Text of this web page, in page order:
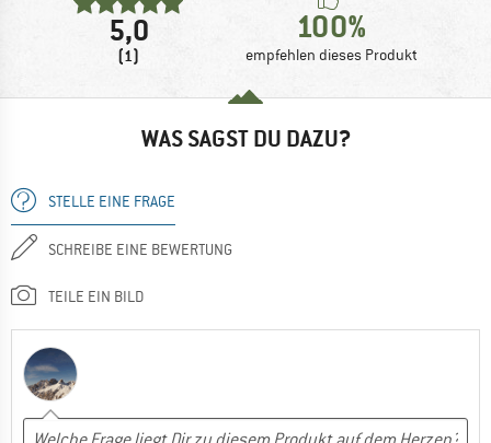
5,0
(1)
100%
empfehlen dieses Produkt
WAS SAGST DU DAZU?
STELLE EINE FRAGE
SCHREIBE EINE BEWERTUNG
TEILE EIN BILD